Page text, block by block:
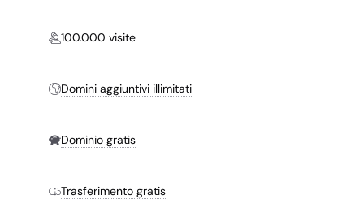
100.000 visite
Domini aggiuntivi illimitati
Dominio gratis
Trasferimento gratis